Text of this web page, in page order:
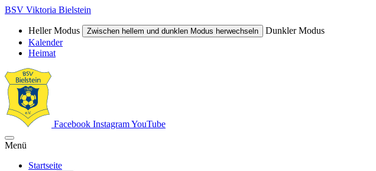
BSV Viktoria Bielstein
Heller Modus Zwischen hellem und dunklen Modus herwechseln
Dunkler Modus
Kalender
Heimat
Facebook InstagramYouTube
Menü
Startseite